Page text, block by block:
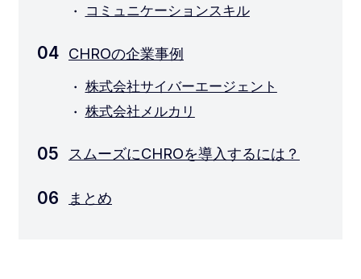
コミュニケーションスキル
CHROの企業事例
株式会社サイバーエージェント
株式会社メルカリ
スムーズにCHROを導入するには？
まとめ